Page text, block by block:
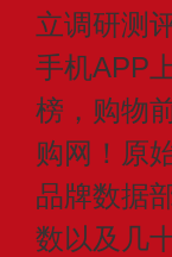
立调研测
手机APP
榜，购物
购网！原
品牌数据
数以及几